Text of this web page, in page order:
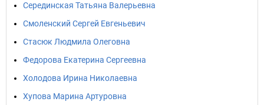
Серединская Татьяна Валерьевна
Смоленский Сергей Евгеньевич
Стасюк Людмила Олеговна
Федорова Екатерина Сергеевна
Холодова Ирина Николаевна
Хупова Марина Артуровна